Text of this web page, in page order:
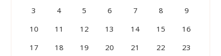
3
4 5 6 7 8
9
10
11 12 13 14 15
16
17
18 19 20 21 22
23